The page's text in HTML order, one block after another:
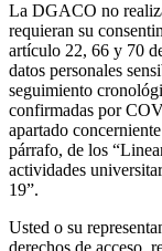
La DGACO no
requieran su
artículo 22, 66 y 70
datos personales
seguimiento
confirmadas por
apartado
párrafo, de los
actividades
19”.
Usted o su